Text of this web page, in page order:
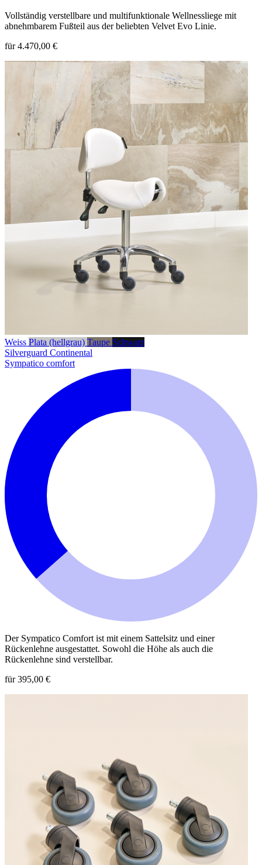
Vollständig verstellbare und multifunktionale Wellnessliege mit
abnehmbarem Fußteil aus der beliebten Velvet Evo Linie.
für 4.470,00 €
Weiss Plata (hellgrau) Taupe Schwarz
Silverguard Continental
Sympatico comfort
Der Sympatico Comfort ist mit einem Sattelsitz und einer
Rückenlehne ausgestattet. Sowohl die Höhe als auch die
Rückenlehne sind verstellbar.
für 395,00 €